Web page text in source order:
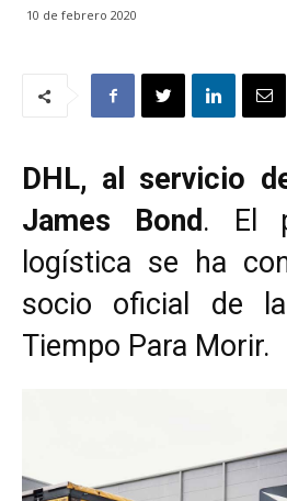
10 de febrero 2020
DHL, al servicio
James Bond. El
logística se ha
socio oficial de
Tiempo Para Morir.